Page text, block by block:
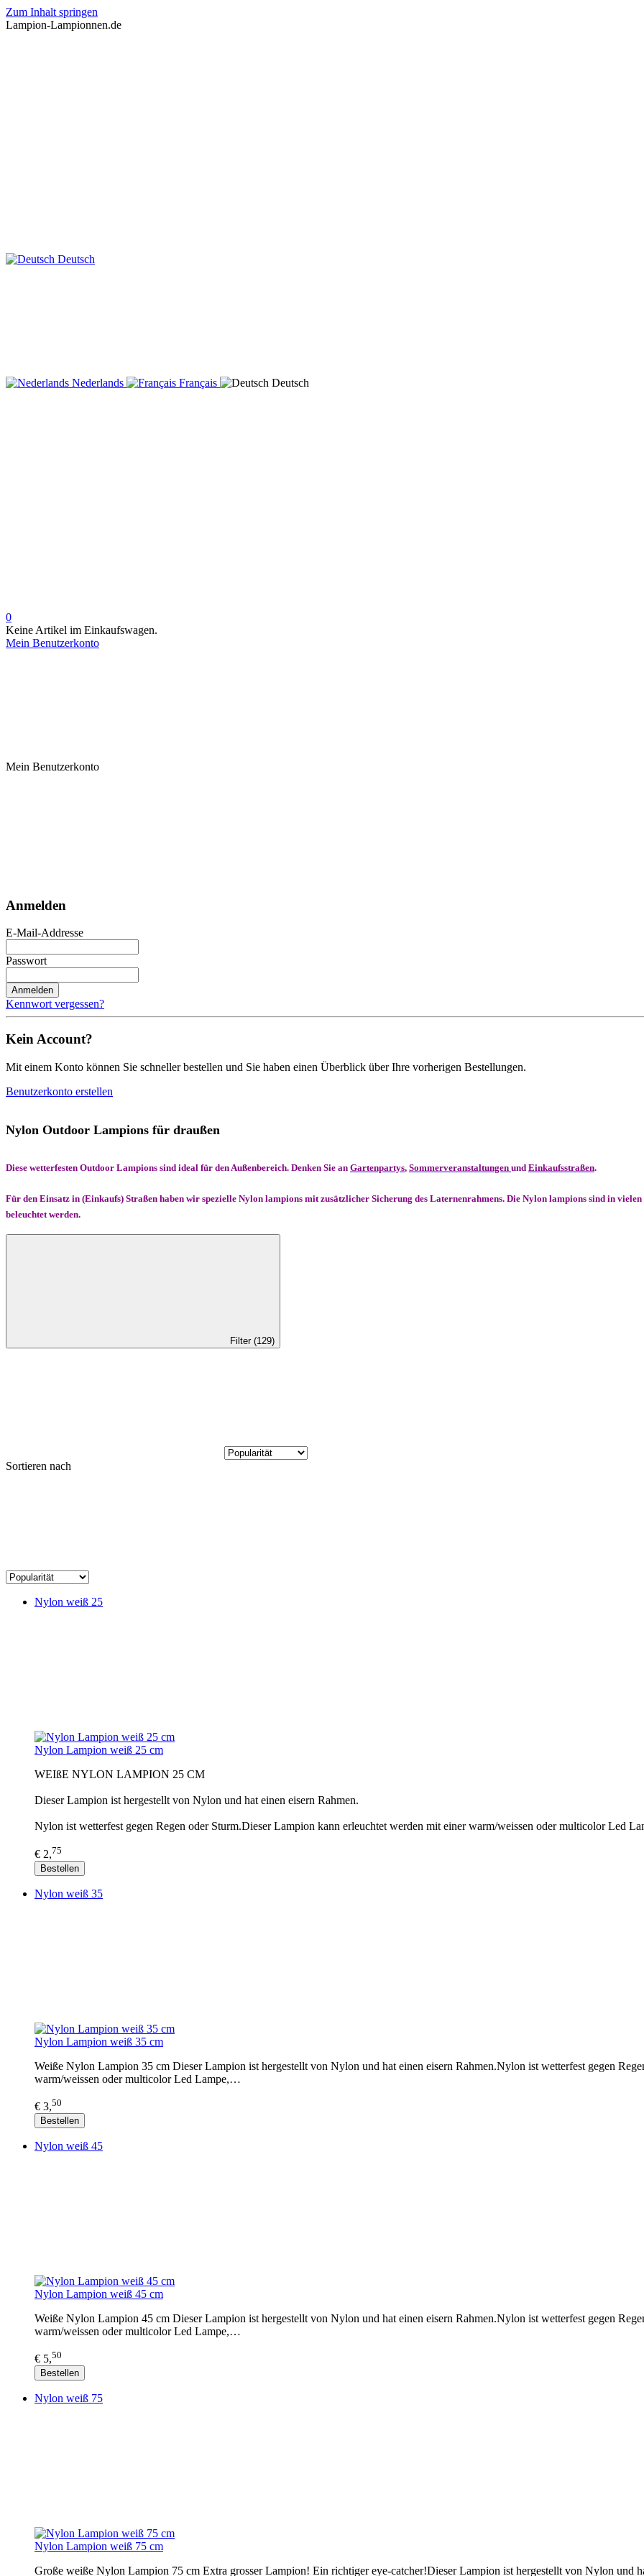
Zum Inhalt springen
Lampion-Lampionnen.de
Deutsch
Nederlands Français Deutsch
0
Keine Artikel im Einkaufswagen.
Mein Benutzerkonto
Mein Benutzerkonto
Anmelden
E-Mail-Addresse
Passwort
Anmelden
Kennwort vergessen?
Kein Account?
Mit einem Konto können Sie schneller bestellen und Sie haben einen Überblick über Ihre vorherigen Bestellungen.
Benutzerkonto erstellen
Nylon Outdoor Lampions für draußen
Diese wetterfesten Outdoor Lampions sind ideal für den Außenbereich. Denken Sie an Gartenpartys, Sommerveranstaltungen und Einkaufsstraßen.
Für den Einsatz in (Einkaufs) Straßen haben wir spezielle Nylon lampions mit zusätzlicher Sicherung des Laternenrahmens. Die Nylon lampions sind in
beleuchtet werden.
Filter (129)
Sortieren nach
Nylon weiß 25
Nylon Lampion weiß 25 cm
WEIßE NYLON LAMPION 25 CM
Dieser Lampion ist hergestellt von Nylon und hat einen eisern Rahmen.
Nylon ist wetterfest gegen Regen oder Sturm.Dieser Lampion kann erleuchtet werden mit einer warm/weissen oder multicolor Led
€ 2,75
Bestellen
Nylon weiß 35
Nylon Lampion weiß 35 cm
Weiße Nylon Lampion 35 cm Dieser Lampion ist hergestellt von Nylon und hat einen eisern Rahmen.Nylon ist wetterfest gegen
warm/weissen oder multicolor Led Lampe,…
€ 3,50
Bestellen
Nylon weiß 45
Nylon Lampion weiß 45 cm
Weiße Nylon Lampion 45 cm Dieser Lampion ist hergestellt von Nylon und hat einen eisern Rahmen.Nylon ist wetterfest gegen
warm/weissen oder multicolor Led Lampe,…
€ 5,50
Bestellen
Nylon weiß 75
Nylon Lampion weiß 75 cm
Große weiße Nylon Lampion 75 cm Extra grosser Lampion! Ein richtiger eye-catcher!Dieser Lampion ist hergestellt von Nylon und